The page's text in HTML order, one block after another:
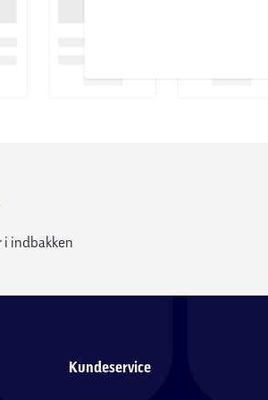
vand og sæbe ved rengøring. Det
som indeholder slibemidler
i indbakken
Kundeservice